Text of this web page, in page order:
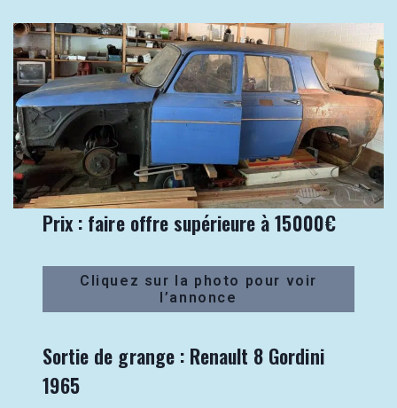
Prix : faire offre supérieure à 15000€
Cliquez sur la photo pour voir
l’annonce
Sortie de grange : Renault 8 Gordini
1965